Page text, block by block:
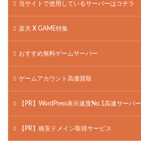
当サイトで使用しているサーバーはコチラ
楽天 X GAME特集
おすすめ無料ゲームサーバー
ゲームアカウント高価買取
【PR】WordPress表示速度No.1高速サーバー
【PR】格安ドメイン取得サービス